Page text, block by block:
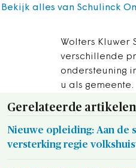
Wolters Kluwer
verschillende
ondersteuning
u als gemeente.
Bekijk alles van Schulinck
Gerelateerde artikelen
Nieuwe opleiding: Aan de
versterking regie